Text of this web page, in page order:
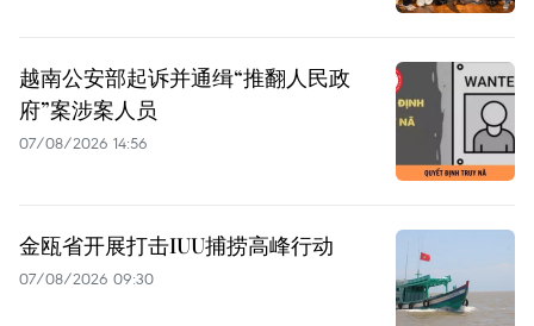
越南公安部起诉并通缉“推翻人民政
府”案涉案人员
07/08/2026 14:56
金瓯省开展打击IUU捕捞高峰行动
07/08/2026 09:30